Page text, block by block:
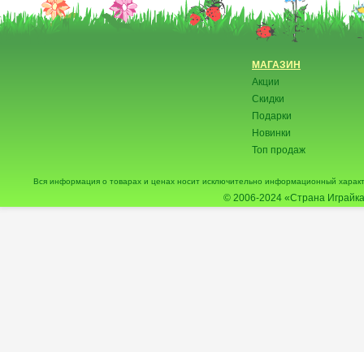
МАГАЗИН
Акции
Скидки
Подарки
Новинки
Топ продаж
Вся информация о товарах и ценах носит исключительно информационный
© 2006-2024 «Страна